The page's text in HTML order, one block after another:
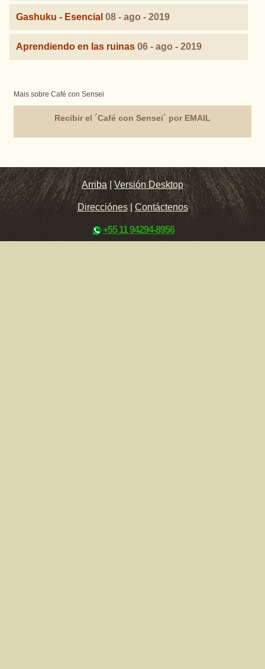
Gashuku - Esencial 08 - ago - 2019
Aprendiendo en las ruinas 06 - ago - 2019
Mais sobre Café con Sensei
Recibir el ´Café con Sensei` por EMAIL
Arriba |Versión Desktop
Direcciónes| Contáctenos
+55 11 94294-8956